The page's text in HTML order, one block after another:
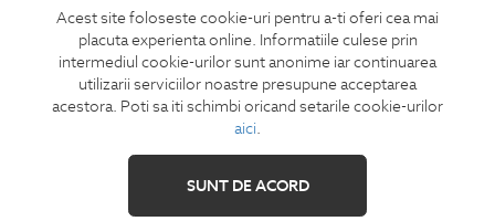
Acest site foloseste cookie-uri pentru a-ti oferi cea mai
placuta experienta online. Informatiile culese prin
intermediul cookie-urilor sunt anonime iar continuarea
utilizarii serviciilor noastre presupune acceptarea
acestora. Poti sa iti schimbi oricand setarile cookie-urilor
aici.
SUNT DE ACORD
Termeni si conditii
Retur
Securitatea datelor
Feedback site
ANPC